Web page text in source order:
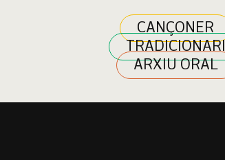
CANÇONER
TRADICIONARI
ARXIU ORAL